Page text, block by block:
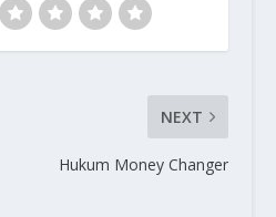
NEXT
Hukum Money Changer